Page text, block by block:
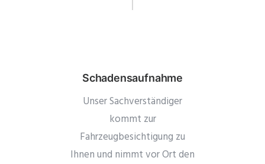
Schadensaufnahme
Unser Sachverständiger
kommt zur
Fahrzeugbesichtigung zu
Ihnen und nimmt vor Ort den